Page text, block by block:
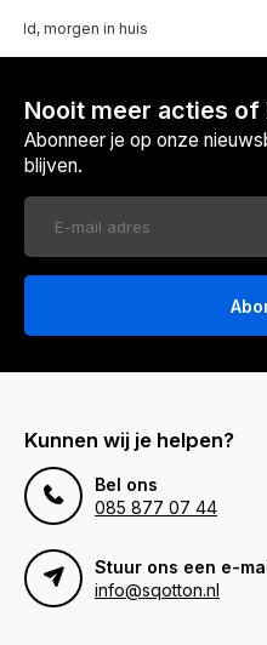
morgen in huis
Nooit meer acties
Abonneer je op onze
blijven.
Kunnen wij je helpen?
Bel ons
085 877 07 44
Stuur ons een e-
info@sqotton.nl